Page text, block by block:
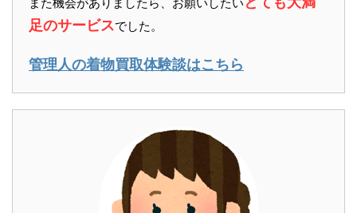
足のサービスでした。
管理人の着物買取体験談はこちら